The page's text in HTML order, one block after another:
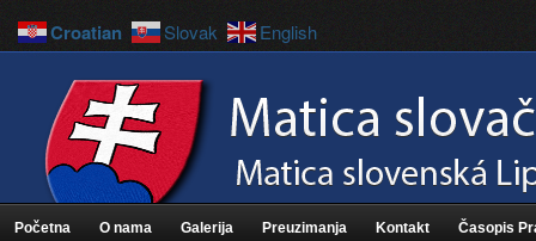
Početna O nama Galerija Preuzimanja Kontakt Časopis
Croatian Slovak English